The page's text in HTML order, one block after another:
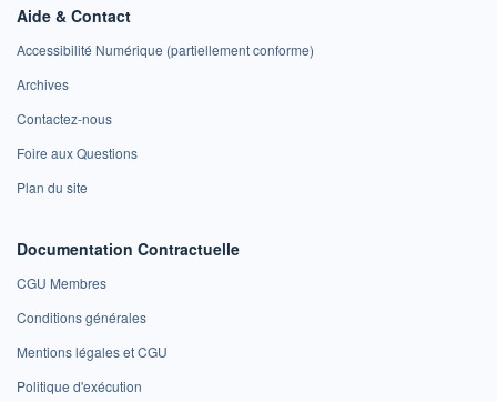
Aide & Contact
Accessibilité Numérique (partiellement conforme)
Archives
Contactez-nous
Foire aux Questions
Plan du site
Documentation Contractuelle
CGU Membres
Conditions générales
Mentions légales et CGU
Politique d'exécution